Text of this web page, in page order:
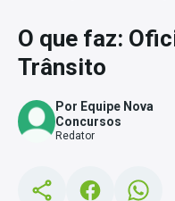
O que faz:
Trânsito
Por Equipe Nova
Concursos
Redator